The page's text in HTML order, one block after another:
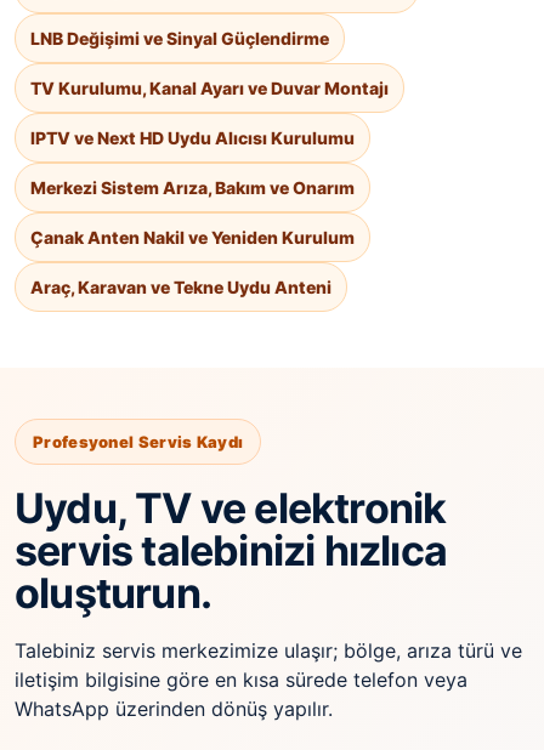
LNB Değişimi ve Sinyal Güçlendirme
TV Kurulumu, Kanal Ayarı ve Duvar Montajı
IPTV ve Next HD Uydu Alıcısı Kurulumu
Merkezi Sistem Arıza, Bakım ve Onarım
Çanak Anten Nakil ve Yeniden Kurulum
Araç, Karavan ve Tekne Uydu Anteni
Profesyonel Servis Kaydı
Uydu, TV ve elektronik
servis talebinizi hızlıca
oluşturun.
Talebiniz servis merkezimize ulaşır; bölge, arıza türü ve
iletişim bilgisine göre en kısa sürede telefon veya
WhatsApp üzerinden dönüş yapılır.